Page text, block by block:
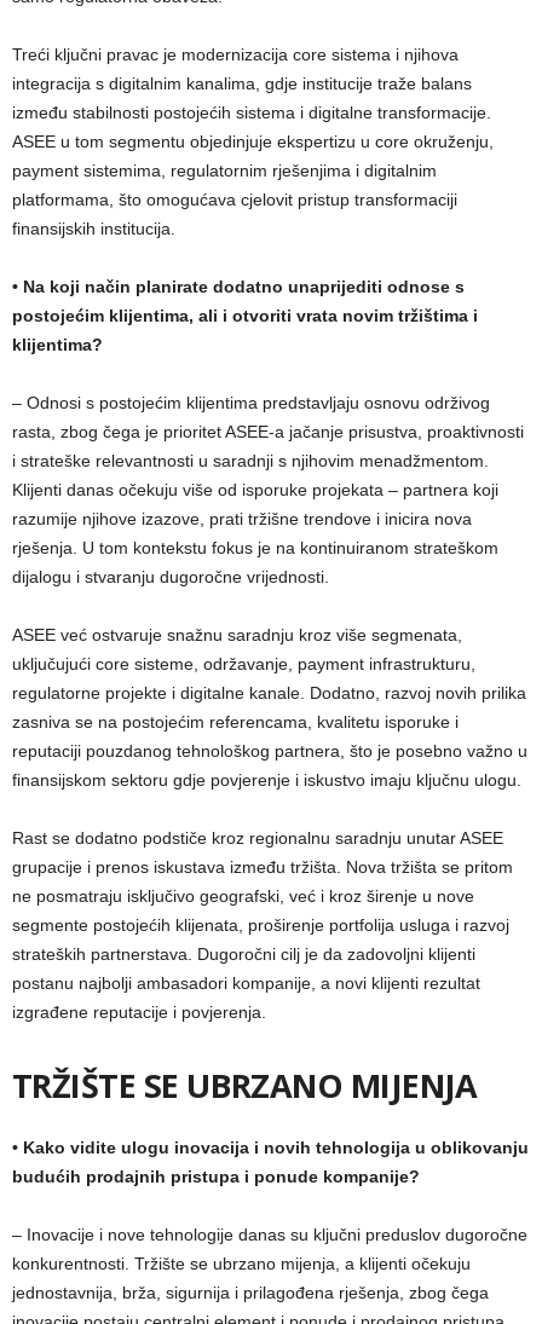
Treći ključni pravac je modernizacija core sistema i njihova
integracija s digitalnim kanalima, gdje institucije traže balans
između stabilnosti postojećih sistema i digitalne transformacije.
ASEE u tom segmentu objedinjuje ekspertizu u core okruženju,
payment sistemima, regulatornim rješenjima i digitalnim
platformama, što omogućava cjelovit pristup transformaciji
finansijskih institucija.
• Na koji način planirate dodatno unaprijediti odnose s
postojećim klijentima, ali i otvoriti vrata novim tržištima i
klijentima?
– Odnosi s postojećim klijentima predstavljaju osnovu održivog
rasta, zbog čega je prioritet ASEE-a jačanje prisustva, proaktivnosti
i strateške relevantnosti u saradnji s njihovim menadžmentom.
Klijenti danas očekuju više od isporuke projekata – partnera koji
razumije njihove izazove, prati tržišne trendove i inicira nova
rješenja. U tom kontekstu fokus je na kontinuiranom strateškom
dijalogu i stvaranju dugoročne vrijednosti.
ASEE već ostvaruje snažnu saradnju kroz više segmenata,
uključujući core sisteme, održavanje, payment infrastrukturu,
regulatorne projekte i digitalne kanale. Dodatno, razvoj novih prilika
zasniva se na postojećim referencama, kvalitetu isporuke i
reputaciji pouzdanog tehnološkog partnera, što je posebno važno u
finansijskom sektoru gdje povjerenje i iskustvo imaju ključnu ulogu.
Rast se dodatno podstiče kroz regionalnu saradnju unutar ASEE
grupacije i prenos iskustava između tržišta. Nova tržišta se pritom
ne posmatraju isključivo geografski, već i kroz širenje u nove
segmente postojećih klijenata, proširenje portfolija usluga i razvoj
strateških partnerstava. Dugoročni cilj je da zadovoljni klijenti
postanu najbolji ambasadori kompanije, a novi klijenti rezultat
izgrađene reputacije i povjerenja.
TRŽIŠTE SE UBRZANO MIJENJA
• Kako vidite ulogu inovacija i novih tehnologija u oblikovanju
budućih prodajnih pristupa i ponude kompanije?
– Inovacije i nove tehnologije danas su ključni preduslov dugoročne
konkurentnosti. Tržište se ubrzano mijenja, a klijenti očekuju
jednostavnija, brža, sigurnija i prilagođena rješenja, zbog čega